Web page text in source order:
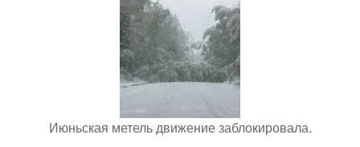
Июньская метель движение заблокировала.